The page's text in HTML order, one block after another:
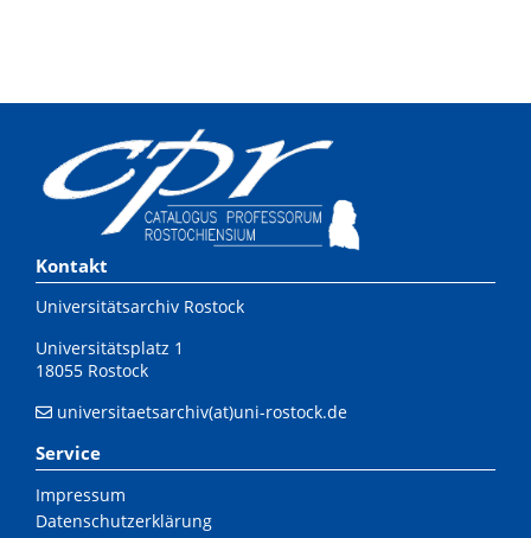
Kontakt
Universitätsarchiv Rostock
Universitätsplatz 1
18055 Rostock
universitaetsarchiv(at)uni-rostock.de
Service
Impressum
Datenschutzerklärung